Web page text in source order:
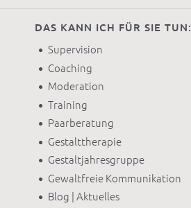
DAS KANN ICH FÜR SIE TUN:
Supervision
Coaching
Moderation
Training
Paarberatung
Gestalttherapie
Gestaltjahresgruppe
Gewaltfreie Kommunikation
Blog | Aktuelles